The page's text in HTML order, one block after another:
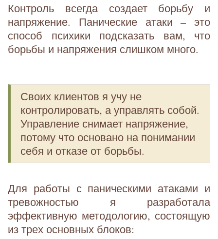
Контроль всегда создает борьбу и
напряжение. Панические атаки – это
способ психики подсказать вам, что
борьбы и напряжения слишком много.
Своих клиентов я учу не
контролировать, а управлять собой.
Управление снимает напряжение,
потому что основано на понимании
себя и отказе от борьбы.
Для работы с паническими атаками и
тревожностью я разработала
эффективную методологию, состоящую
из трех основных блоков: